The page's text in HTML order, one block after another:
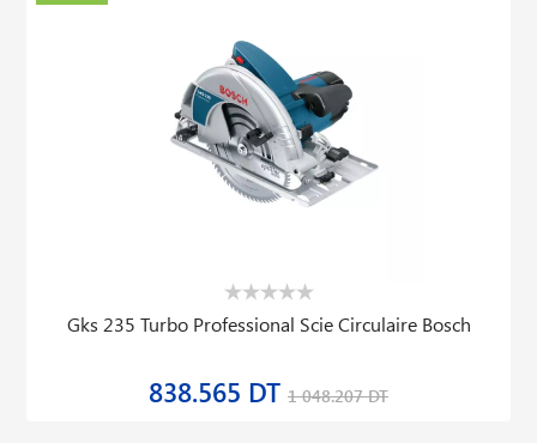
Gks 235 Turbo Professional Scie Circulaire Bosch
838.565 DT 1 048.207 DT